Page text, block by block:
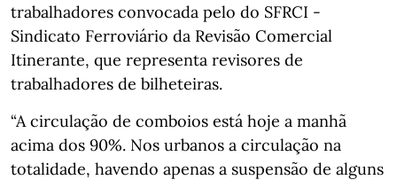
trabalhadores convocada pelo do SFRCI -
Sindicato Ferroviário da Revisão Comercial
Itinerante, que representa revisores de
trabalhadores de bilheteiras.
“A circulação de comboios está hoje a manhã
acima dos 90%. Nos urbanos a circulação na
totalidade, havendo apenas a suspensão de alguns